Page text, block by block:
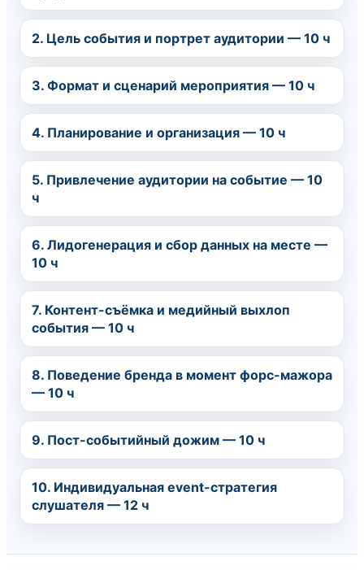
2. Цель события и портрет аудитории — 10 ч
3. Формат и сценарий мероприятия — 10 ч
4. Планирование и организация — 10 ч
5. Привлечение аудитории на событие — 10
ч
6. Лидогенерация и сбор данных на месте —
10 ч
7. Контент-съёмка и медийный выхлоп
события — 10 ч
8. Поведение бренда в момент форс-мажора
— 10 ч
9. Пост-событийный дожим — 10 ч
10. Индивидуальная event-стратегия
слушателя — 12 ч